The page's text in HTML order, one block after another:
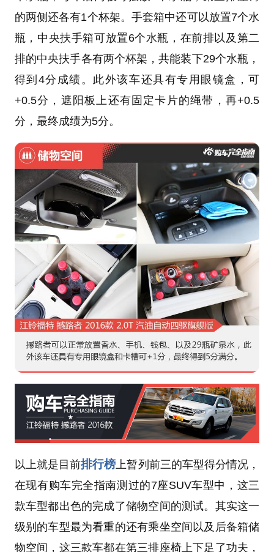
的两侧还各有1个杯架。手套箱中还可以放置7个水
瓶，中央扶手箱可放置6个水瓶，在前排以及第二
排的中央扶手各有两个杯架，共能装下29个水瓶，
得到4分成绩。此外该车还具有专用眼镜盒，可
+0.5分，遮阳板上还有固定卡片的绳带，再+0.5
分，最终成绩为5分。
以上就是目前排行榜 上暂列前三的车型得分情况，
在现有购车完全指南测过的7座SUV车型中，这三
款车型都出色的完成了储物空间的测试。其实这一
级别的车型最为看重的还有乘坐空间以及后备箱储
物空间，这三款车都在第三排座椅上下足了功夫，